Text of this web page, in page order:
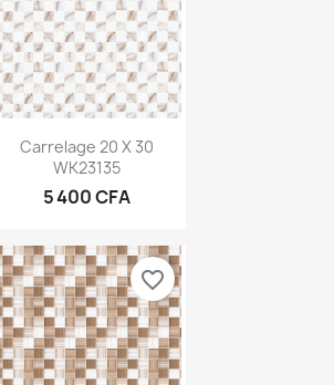
Carrelage 20 X 30
WK23135
5 400 CFA
favorite_border